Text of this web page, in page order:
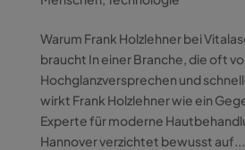
Warum Frank Holzlehner bei
braucht In einer Branche, die oft
Hochglanzversprechen und
wirkt Frank Holzlehner wie ein
Experte für moderne
Hannover verzichtet bewusst auf...